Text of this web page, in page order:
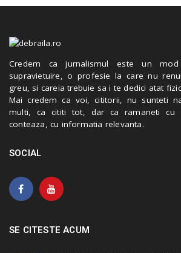
Credem ca jurnalismul este un
supravietuire, o profesie la care nu
greu, si careia trebuie sa i te dedici atat
Mai credem ca voi, cititorii, nu sunteti
multi, ca cititi tot, dar ca ramaneti cu
conteaza, cu informatia relevanta.
SOCIAL
SE CITESTE ACUM